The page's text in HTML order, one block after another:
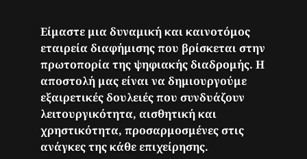
Είμαστε μια δυναμική και καινοτόμος
εταιρεία διαφήμισης που βρίσκεται στην
πρωτοπορία της ψηφιακής διαδρομής. Η
αποστολή μας είναι να δημιουργούμε
εξαιρετικές δουλειές που συνδυάζουν
λειτουργικότητα, αισθητική και
χρηστικότητα, προσαρμοσμένες στις
ανάγκες της κάθε επιχείρησης.